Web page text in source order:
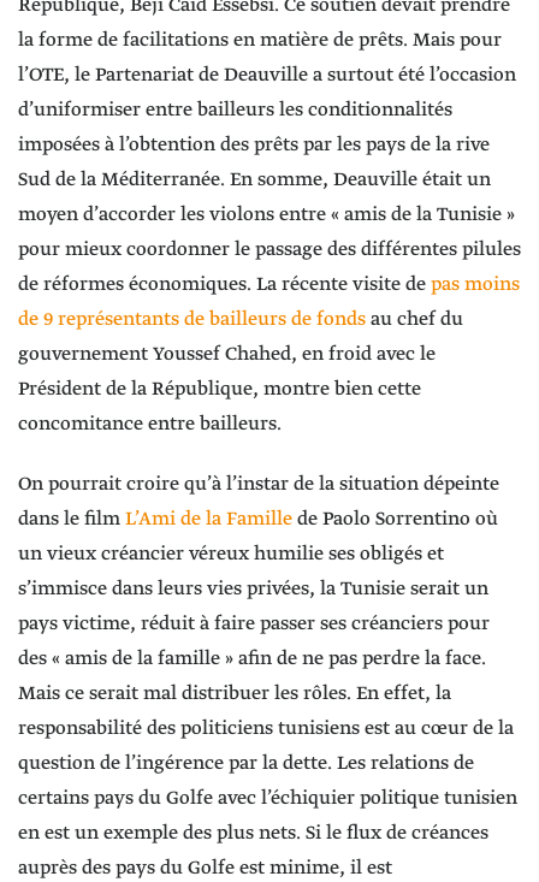
République, Béji Caïd Essebsi. Ce soutien devait prendre
la forme de facilitations en matière de prêts. Mais pour
l’OTE, le Partenariat de Deauville a surtout été l’occasion
d’uniformiser entre bailleurs les conditionnalités
imposées à l’obtention des prêts par les pays de la rive
Sud de la Méditerranée. En somme, Deauville était un
moyen d’accorder les violons entre « amis de la Tunisie »
pour mieux coordonner le passage des différentes pilules
de réformes économiques. La récente visite depas moins
de 9 représentants de bailleurs de fondsau chef du
gouvernement Youssef Chahed, en froid avec le
Président de la République, montre bien cette
concomitance entre bailleurs.
On pourrait croire qu’à l’instar de la situation dépeinte
dans le filmL’Ami de la Famillede Paolo Sorrentino où
un vieux créancier véreux humilie ses obligés et
s’immisce dans leurs vies privées, la Tunisie serait un
pays victime, réduit à faire passer ses créanciers pour
des « amis de la famille » afin de ne pas perdre la face.
Mais ce serait mal distribuer les rôles. En effet, la
responsabilité des politiciens tunisiens est au cœur de la
question de l’ingérence par la dette. Les relations de
certains pays du Golfe avec l’échiquier politique tunisien
en est un exemple des plus nets. Si le flux de créances
auprès des pays du Golfe est minime, il est